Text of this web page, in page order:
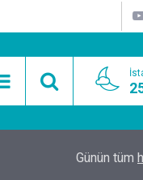
Mobil Araçlarla
Günün tüm